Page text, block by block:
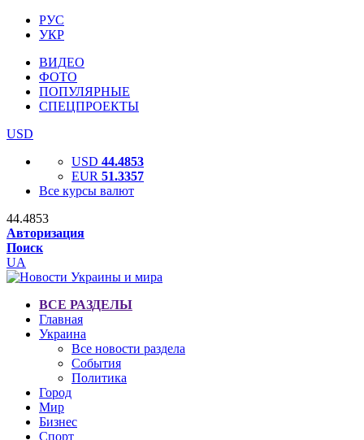
РУС
УКР
ВИДЕО
ФОТО
ПОПУЛЯРНЫЕ
СПЕЦПРОЕКТЫ
USD
USD 44.4853
EUR 51.3357
Все курсы валют
44.4853
Авторизация
Поиск
UA
ВСЕ РАЗДЕЛЫ
Главная
Украина
Все новости раздела
События
Политика
Город
Мир
Бизнес
Спорт